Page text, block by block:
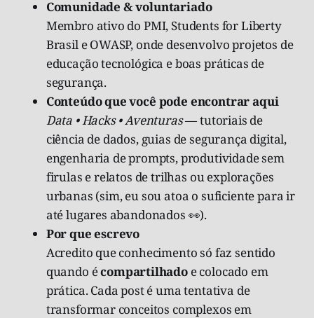
Comunidade & voluntariado
Membro ativo do PMI, Students for Liberty
Brasil e OWASP, onde desenvolvo projetos de
educação tecnológica e boas práticas de
segurança.
Conteúdo que você pode encontrar aqui
Data • Hacks • Aventuras— tutoriais de
ciência de dados, guias de segurança digital,
engenharia de prompts, produtividade sem
firulas e relatos de trilhas ou explorações
urbanas (sim, eu sou atoa o suficiente para ir
até lugares abandonados 👀).
Por que escrevo
Acredito que conhecimento só faz sentido
quando écompartilhadoe colocado em
prática. Cada post é uma tentativa de
transformar conceitos complexos em